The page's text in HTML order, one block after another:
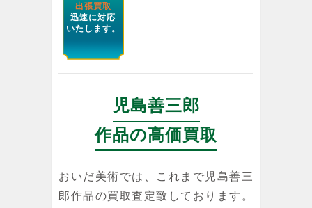
出張買取
迅速に対応
いたします。
児島善三郎
作品の高価買取
おいだ美術では、これまで児島善三
郎作品の買取査定致しております。